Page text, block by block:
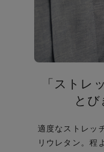
「ストレ
とび
適度なストレッ
リウレタン。程